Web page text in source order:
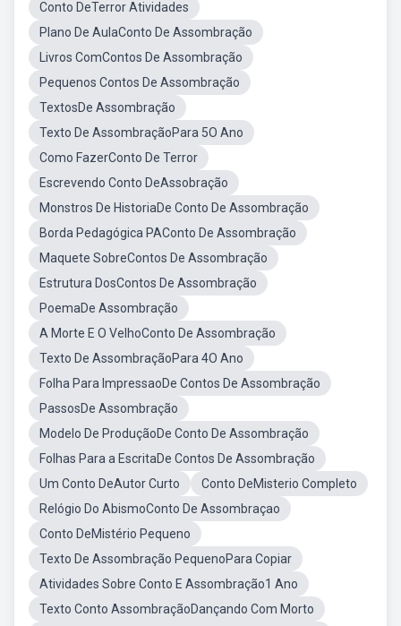
Conto DeTerror Atividades
Plano De AulaConto De Assombração
Livros ComContos De Assombração
Pequenos Contos De Assombração
TextosDe Assombração
Texto De AssombraçãoPara 5O Ano
Como FazerConto De Terror
Escrevendo Conto DeAssobração
Monstros De HistoriaDe Conto De Assombração
Borda Pedagógica PAConto De Assombração
Maquete SobreContos De Assombração
Estrutura DosContos De Assombração
PoemaDe Assombração
A Morte E O VelhoConto De Assombração
Texto De AssombraçãoPara 4O Ano
Folha Para ImpressaoDe Contos De Assombração
PassosDe Assombração
Modelo De ProduçãoDe Conto De Assombração
Folhas Para a EscritaDe Contos De Assombração
Um Conto DeAutor Curto
Conto DeMisterio Completo
Relógio Do AbismoConto De Assombraçao
Conto DeMistério Pequeno
Texto De Assombração PequenoPara Copiar
Atividades Sobre Conto E Assombração1 Ano
Texto Conto AssombraçãoDançando Com Morto